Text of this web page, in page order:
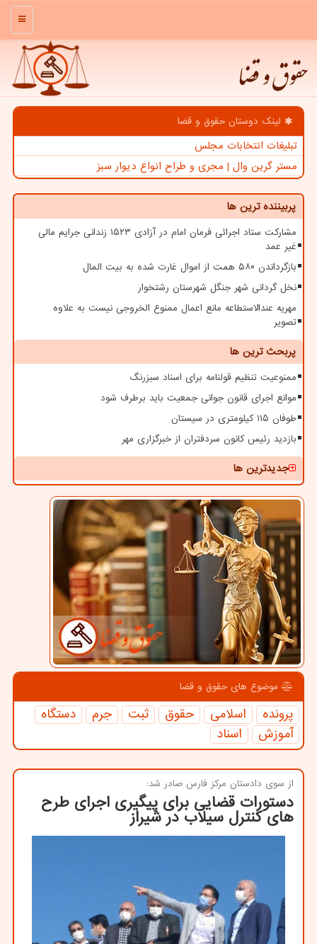
منو
حقوق و قضا
لینک دوستان حقوق و قضا
تبلیغات انتخابات مجلس
مستر گرین وال | مجری و طراح انواع دیوار سبز
پربیننده ترین ها
مشارکت ستاد اجرائی فرمان امام در آزادی ۱۵۲۳ زندانی جرایم مالی
غیر عمد
بازگرداندن ۵۸۰ همت از اموال غارت شده به بیت المال
نخل گردانی شهر جنگل شهرستان رشتخوار
مهریه عندالاستطاعه مانع اعمال ممنوع الخروجی نیست به علاوه
تصویر
پربحث ترین ها
ممنوعیت تنظیم قولنامه برای اسناد سبزرنگ
موانع اجرای قانون جوانی جمعیت باید برطرف شود
طوفان ۱۱۵ کیلومتری در سیستان
بازدید رئیس کانون سردفتران از خبرگزاری مهر
جدیدترین ها
موضوع های حقوق و قضا
پرونده اسلامی حقوق ثبت جرم
دستگاه
آموزش
اسناد
از سوی دادستان مركز فارس صادر شد:
دستورات قضایی برای پیگیری اجرای طرح
های کنترل سیلاب در شیراز